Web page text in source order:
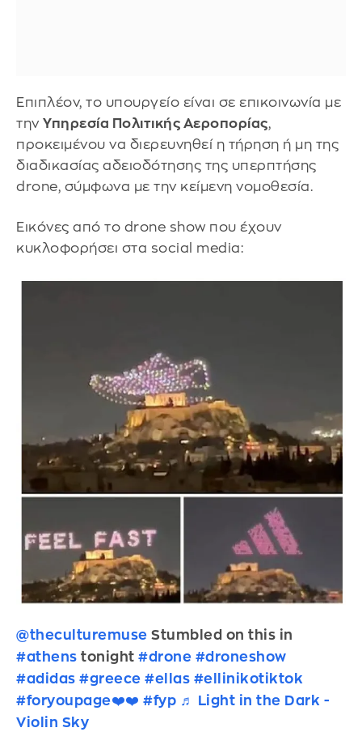
Επιπλέον, το υπουργείο είναι σε επικοινωνία με
την Υπηρεσία Πολιτικής Aεροπορίας,
προκειμένου να διερευνηθεί η τήρηση ή μη της
διαδικασίας αδειοδότησης της υπερπτήσης
drone, σύμφωνα με την κείμενη νομοθεσία.
Εικόνες από το drone show που έχουν
κυκλοφορήσει στα social media:
@theculturemuse Stumbled on this in
#athens tonight #drone #droneshow
#adidas #greece #ellas #ellinikotiktok
#foryoupage❤️❤️ #fyp ♬ Light in the Dark -
Violin Sky